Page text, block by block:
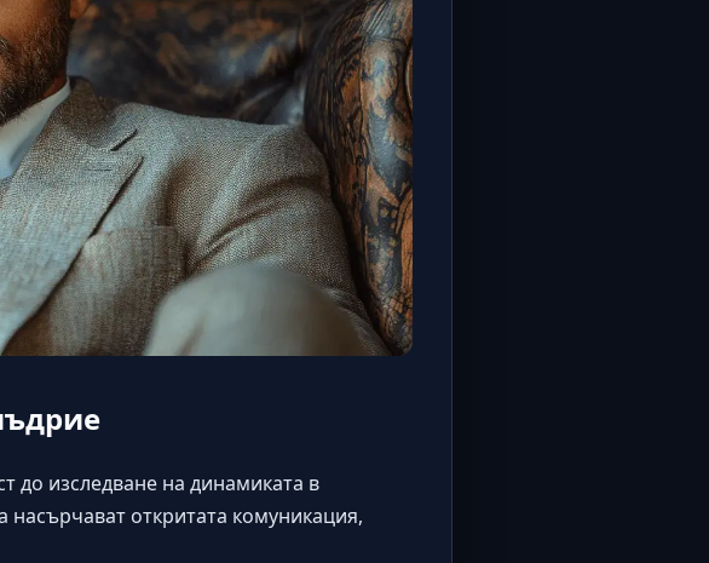
до изследване на динамиката в
насърчават откритата комуникация,